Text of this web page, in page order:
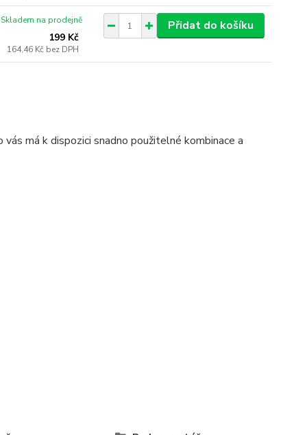
199 Kč
164,46 Kč bez DPH
Skladem na prodejně Přidat do košíku
má k dispozici snadno použitelné kombinace a